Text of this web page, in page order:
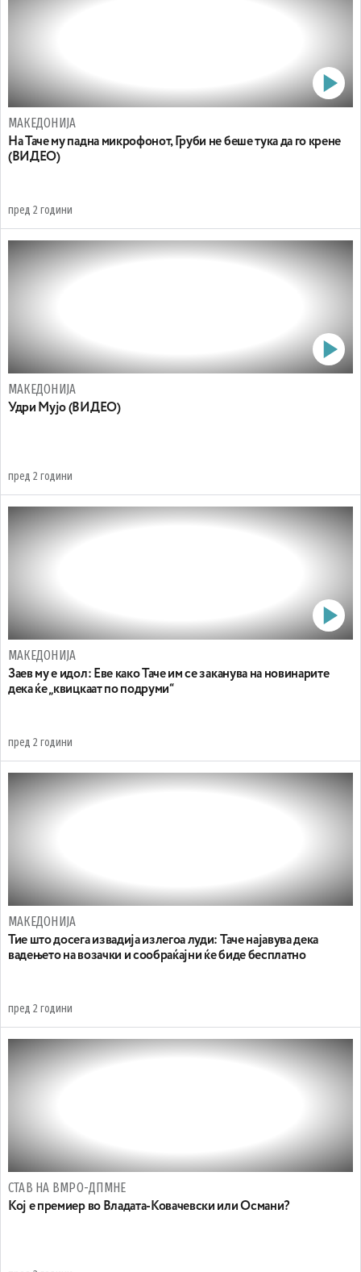
МАКЕДОНИЈА
На Таче му падна микрофонот, Груби не беше тука да го крене
(ВИДЕО)
пред 2 години
МАКЕДОНИЈА
Удри Мујо (ВИДЕО)
пред 2 години
МАКЕДОНИЈА
Заев му е идол: Еве како Таче им се заканува на новинарите
дека ќе „квицкаат по подруми“
пред 2 години
МАКЕДОНИЈА
Тие што досега извадија излегоа луди: Таче најавува дека
вадењето на возачки и сообраќајни ќе биде бесплатно
пред 2 години
СТАВ НА ВМРО-ДПМНЕ
Кој е премиер во Владата-Ковачевски или Османи?